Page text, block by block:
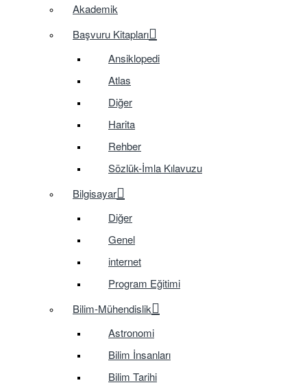
Akademik
Başvuru Kitapları
Ansiklopedi
Atlas
Diğer
Harita
Rehber
Sözlük-İmla Kılavuzu
Bilgisayar
Diğer
Genel
internet
Program Eğitimi
Bilim-Mühendislik
Astronomi
Bilim İnsanları
Bilim Tarihi